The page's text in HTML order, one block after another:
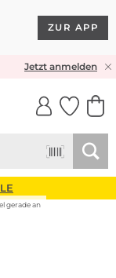
ZUR APP
Jetzt anmelden
gerade an